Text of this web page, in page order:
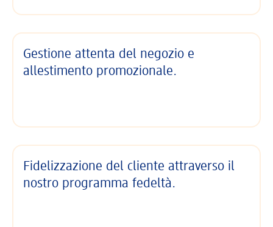
Gestione attenta del negozio e
allestimento promozionale.
Fidelizzazione del cliente attraverso il
nostro programma fedeltà.